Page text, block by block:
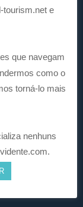
tourism.net e
que navegam
como o
torná-lo mais
nenhuns